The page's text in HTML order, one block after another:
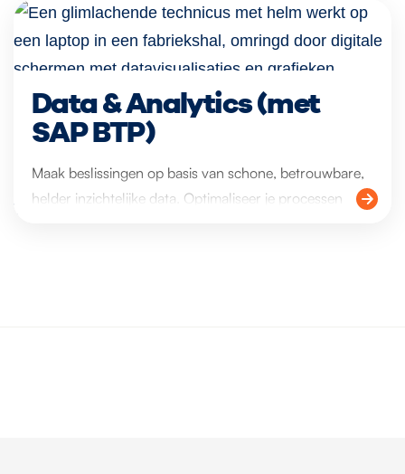
integraties met systemen van leveranciers, partners en
klanten.
Data & Analytics (met
SAP BTP)
Maak beslissingen op basis van schone, betrouwbare,
helder inzichtelijke data. Optimaliseer je processen